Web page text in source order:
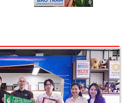
2026: Cơ hội học tập và trải nghiệm tại
hàng đầu